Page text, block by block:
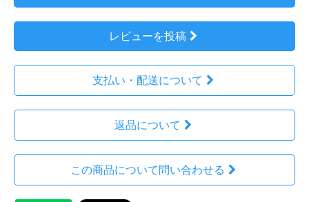
レビューを投稿
支払い・配送について
返品について
この商品について問い合わせる